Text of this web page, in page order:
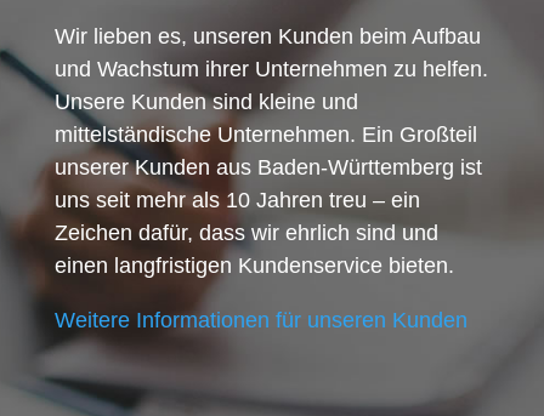
Wir lieben es, unseren Kunden beim Aufbau
und Wachstum ihrer Unternehmen zu helfen.
Unsere Kunden sind kleine und
mittelständische Unternehmen. Ein Großteil
unserer Kunden aus Baden-Württemberg ist
uns seit mehr als 10 Jahren treu – ein
Zeichen dafür, dass wir ehrlich sind und
einen langfristigen Kundenservice bieten.
Weitere Informationen für unseren Kunden